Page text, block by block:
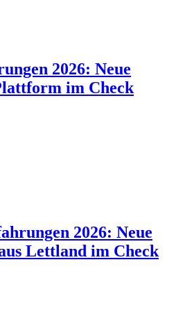
2026: Neue
im Check
2026: Neue
Lettland im Check